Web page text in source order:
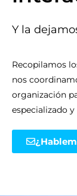
Y la
Recopilamos
nos
organización
especializado